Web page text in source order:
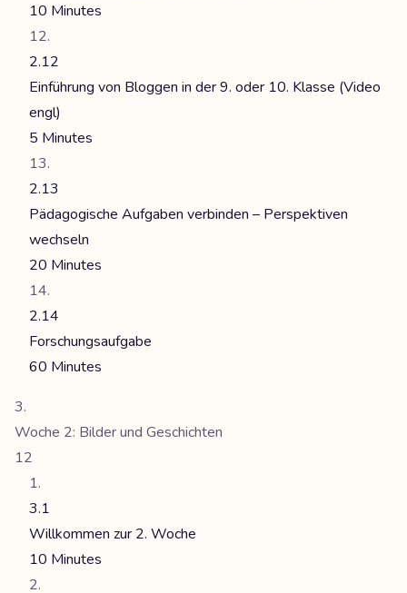
10 Minutes
2.12
Einführung von Bloggen in der 9. oder 10. Klasse (Video
engl)
5 Minutes
2.13
Pädagogische Aufgaben verbinden – Perspektiven
wechseln
20 Minutes
2.14
Forschungsaufgabe
60 Minutes
Woche 2: Bilder und Geschichten
12
3.1
Willkommen zur 2. Woche
10 Minutes